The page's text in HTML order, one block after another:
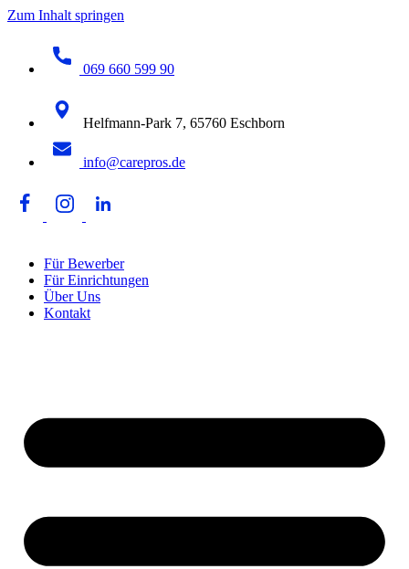
Zum Inhalt springen
069 660 599 90
Helfmann-Park 7, 65760 Eschborn
info@carepros.de
Für Bewerber
Für Einrichtungen
Über Uns
Kontakt